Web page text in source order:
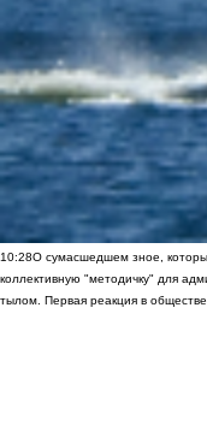
10:28О сумасшедшем зное,
коллективную "методичку" для
тылом. Первая реакция в обществе